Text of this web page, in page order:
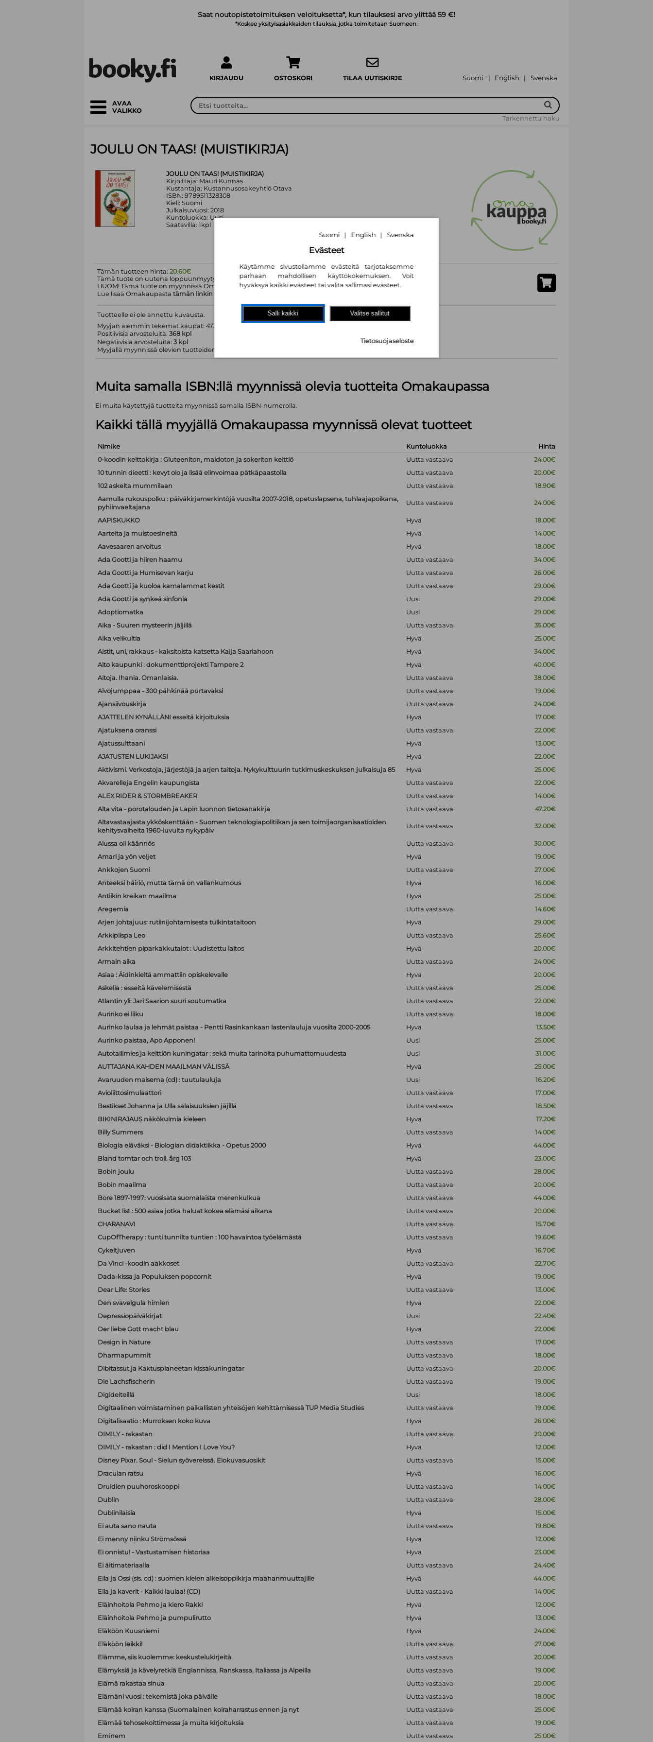
Saat noutopistetoimituksen veloituksetta*, kun tilauksesi arvo ylittää 59 €!
*Koskee yksityisasiakkaiden tilauksia, jotka toimitetaan Suomeen.
KIRJAUDU OSTOSKORI TILAA UUTISKIRJE Suomi | English | Svenska
AVAA
VALIKKO
Tarkennettu haku
JOULU ON TAAS! (MUISTIKIRJA)
JOULU ON TAAS! (MUISTIKIRJA)
Kirjoittaja: Mauri Kunnas
Kustantaja: Kustannusosakeyhtiö Otava
ISBN: 9789511328308
Kieli: Suomi
Julkaisuvuosi: 2018
Kuntoluokka: Uusi
Saatavilla: 1kpl
Tämän tuotteen hinta: 20.60€
Tämä tuote on uutena loppuunmyyty.
HUOM! Tämä tuote on myynnissä Omakaupassa
Lue lisää Omakaupasta tämän linkin
Tuotteelle ei ole annettu kuvausta.
Myyjän aiemmin tekemät kaupat: 473 kpl
Positiivisia arvosteluita: 368 kpl
Negatiivisia arvosteluita: 3 kpl
Myyjällä myynnissä olevien tuotteiden määrä (kts. alla): 923 kpl
Muita samalla ISBN:llä myynnissä olevia tuotteita Omakaupassa
Ei muita käytettyjä tuotteita myynnissä samalla ISBN-numerolla.
Kaikki tällä myyjällä Omakaupassa myynnissä olevat tuotteet
Nimike Kuntoluokka
Hinta
0-koodin keittokirja : Gluteeniton, maidoton ja sokeriton keittiö
Uutta vastaava
24.00€
10 tunnin dieetti : kevyt olo ja lisää elinvoimaa pätkäpaastolla
Uutta vastaava
20.00€
102 askelta mummilaan
Uutta vastaava
18.90€
Aamulla rukouspolku : päiväkirjamerkintöjä vuosilta 2007-2018, opetuslapsena, tuhlaajapoikana,
pyhiinvaeltajana
Uutta vastaava 24.00€
AAPISKUKKO Hyvä
18.00€
Aarteita ja muistoesineitä
Hyvä
14.00€
Aavesaaren arvoitus
Hyvä
18.00€
Ada Gootti ja hiiren haamu
Uutta vastaava
34.00€
Ada Gootti ja Humisevan karju
Uutta vastaava
26.00€
Ada Gootti ja kuoloa kamalammat kestit
Uutta vastaava
29.00€
Ada Gootti ja synkeä sinfonia
Uusi
29.00€
Adoptiomatka
Uusi
29.00€
Aika - Suuren mysteerin jäljillä
Uutta vastaava
35.00€
Aika velikultia
Hyvä
25.00€
Aistit, uni, rakkaus - kaksitoista katsetta Kaija Saariahoon
Hyvä
34.00€
Aito kaupunki : dokumenttiprojekti Tampere 2
Hyvä
40.00€
Aitoja. Ihania. Omanlaisia.
Uutta vastaava
38.00€
Aivojumppaa - 300 pähkinää purtavaksi
Uutta vastaava
19.00€
Ajansiivouskirja
Uutta vastaava
24.00€
AJATTELEN KYNÄLLÄNI esseitä kirjoituksia
Hyvä
17.00€
Ajatuksena oranssi
Uutta vastaava
22.00€
Ajatussulttaani
Hyvä
13.00€
AJATUSTEN LUKIJAKSI
Hyvä
22.00€
Aktivismi. Verkostoja, järjestöjä ja arjen taitoja. Nykykulttuurin tutkimuskeskuksen julkaisuja 85
Hyvä
25.00€
Akvarelleja Engelin kaupungista
Uutta vastaava
22.00€
ALEX RIDER & STORMBREAKER
Uutta vastaava
14.00€
Alta vita - porotalouden ja Lapin luonnon tietosanakirja
Uutta vastaava
47.20€
Altavastaajasta ykköskenttään - Suomen teknologiapolitiikan ja sen toimijaorganisaatioiden
kehitysvaiheita 1960-luvulta nykypäiv
Uutta vastaava 32.00€
Alussa oli käännös Uutta vastaava
30.00€
Amari ja yön veljet
Hyvä
19.00€
Ankkojen Suomi
Uutta vastaava
27.00€
Anteeksi häiriö, mutta tämä on vallankumous
Hyvä
16.00€
Antiikin kreikan maailma
Hyvä
25.00€
Aregemia
Uutta vastaava
14.60€
Arjen johtajuus: rutiinijohtamisesta tulkintataitoon
Hyvä
29.00€
Arkkipiispa Leo
Uutta vastaava
25.60€
Arkkitehtien piparkakkutalot : Uudistettu laitos
Hyvä
20.00€
Armain aika
Uutta vastaava
24.00€
Asiaa : Äidinkieltä ammattiin opiskelevalle
Hyvä
20.00€
Askelia : esseitä kävelemisestä
Uutta vastaava
25.00€
Atlantin yli: Jari Saarion suuri soutumatka
Uutta vastaava
22.00€
Aurinko ei liiku
Uutta vastaava
18.00€
Aurinko laulaa ja lehmät paistaa - Pentti Rasinkankaan lastenlauluja vuosilta 2000-2005
Hyvä
13.50€
Aurinko paistaa, Apo Apponen!
Uusi
25.00€
Autotallimies ja keittiön kuningatar : sekä muita tarinoita puhumattomuudesta
Uusi
31.00€
AUTTAJANA KAHDEN MAAILMAN VÄLISSÄ
Hyvä
25.00€
Avaruuden maisema (cd) : tuutulauluja
Uusi
16.20€
Avioliittosimulaattori
Uutta vastaava
17.00€
Bestikset Johanna ja Ulla salaisuuksien jäjillä
Uutta vastaava
18.50€
BIKINIRAJAUS näkökulmia kieleen
Hyvä
17.20€
Billy Summers
Uutta vastaava
14.00€
Biologia eläväksi - Biologian didaktiikka - Opetus 2000
Hyvä
44.00€
Bland tomtar och troll. årg 103
Hyvä
23.00€
Bobin joulu
Uutta vastaava
28.00€
Bobin maailma
Uutta vastaava
20.00€
Bore 1897-1997: vuosisata suomalaista merenkulkua
Uutta vastaava
44.00€
Bucket list : 500 asiaa jotka haluat kokea elämäsi aikana
Uutta vastaava
20.00€
CHARANAVI
Uutta vastaava
15.70€
CupOfTherapy : tunti tunnilta tuntien : 100 havaintoa työelämästä
Uutta vastaava
19.60€
Cykeltjuven
Hyvä
16.70€
Da Vinci -koodin aakkoset
Uutta vastaava
22.70€
Dada-kissa ja Populuksen popcornit
Hyvä
19.00€
Dear Life: Stories
Uutta vastaava
13.00€
Den svavelgula himlen
Hyvä
22.00€
Depressiopäiväkirjat
Uusi
22.40€
Der liebe Gott macht blau
Hyvä
22.00€
Design in Nature
Uutta vastaava
17.00€
Dharmapummit
Uutta vastaava
18.00€
Dibitassut ja Kaktusplaneetan kissakuningatar
Uutta vastaava
20.00€
Die Lachsfischerin
Uutta vastaava
19.00€
Digideiteillä
Uusi
18.00€
Digitaalinen voimistaminen paikallisten yhteisöjen kehittämisessä TUP Media Studies
Uutta vastaava
19.00€
Digitalisaatio : Murroksen koko kuva
Hyvä
26.00€
DIMILY - rakastan
Uutta vastaava
20.00€
DIMILY - rakastan : did I Mention I Love You?
Hyvä
12.00€
Disney Pixar. Soul - Sielun syövereissä. Elokuvasuosikit
Uutta vastaava
15.00€
Draculan ratsu
Hyvä
16.00€
Druidien puuhoroskooppi
Uutta vastaava
14.00€
Dublin
Uutta vastaava
28.00€
Dublinilaisia
Hyvä
15.00€
Ei auta sano nauta
Uutta vastaava
19.80€
Ei menny niinku Strömsössä
Hyvä
12.00€
Ei onnistu! - Vastustamisen historiaa
Hyvä
23.00€
Ei äitimateriaalia
Uutta vastaava
24.40€
Eila ja Ossi (sis. cd) : suomen kielen alkeisoppikirja maahanmuuttajille
Hyvä
44.00€
Ella ja kaverit - Kaikki laulaa! (CD)
Uutta vastaava
14.00€
Eläinhoitola Pehmo ja kiero Rakki
Hyvä
12.00€
Eläinhoitola Pehmo ja pumpulirutto
Hyvä
13.00€
Eläköön Kuusniemi
Hyvä
24.00€
Eläköön leikki!
Uutta vastaava
27.00€
Elämme, siis kuolemme: keskustelukirjeitä
Uutta vastaava
20.00€
Elämyksiä ja kävelyretkiä Englannissa, Ranskassa, Italiassa ja Alpeilla
Uutta vastaava
19.00€
Elämä rakastaa sinua
Uutta vastaava
20.00€
Elämäni vuosi : tekemistä joka päivälle
Uutta vastaava
18.00€
Elämää koiran kanssa (Suomalainen koiraharrastus ennen ja nyt
Uutta vastaava
25.00€
Elämää tehosekoittimessa ja muita kirjoituksia
Uutta vastaava
19.00€
Eminem
Uutta vastaava 25.00€
Suomi | English | Svenska
Evästeet
Käytämme sivustollamme evästeitä tarjotaksemme
parhaan mahdollisen käyttökokemuksen. Voit
hyväksyä kaikki evästeet tai valita sallimasi evästeet.
Salli kaikki Valitse sallitut
Tietosuojaseloste